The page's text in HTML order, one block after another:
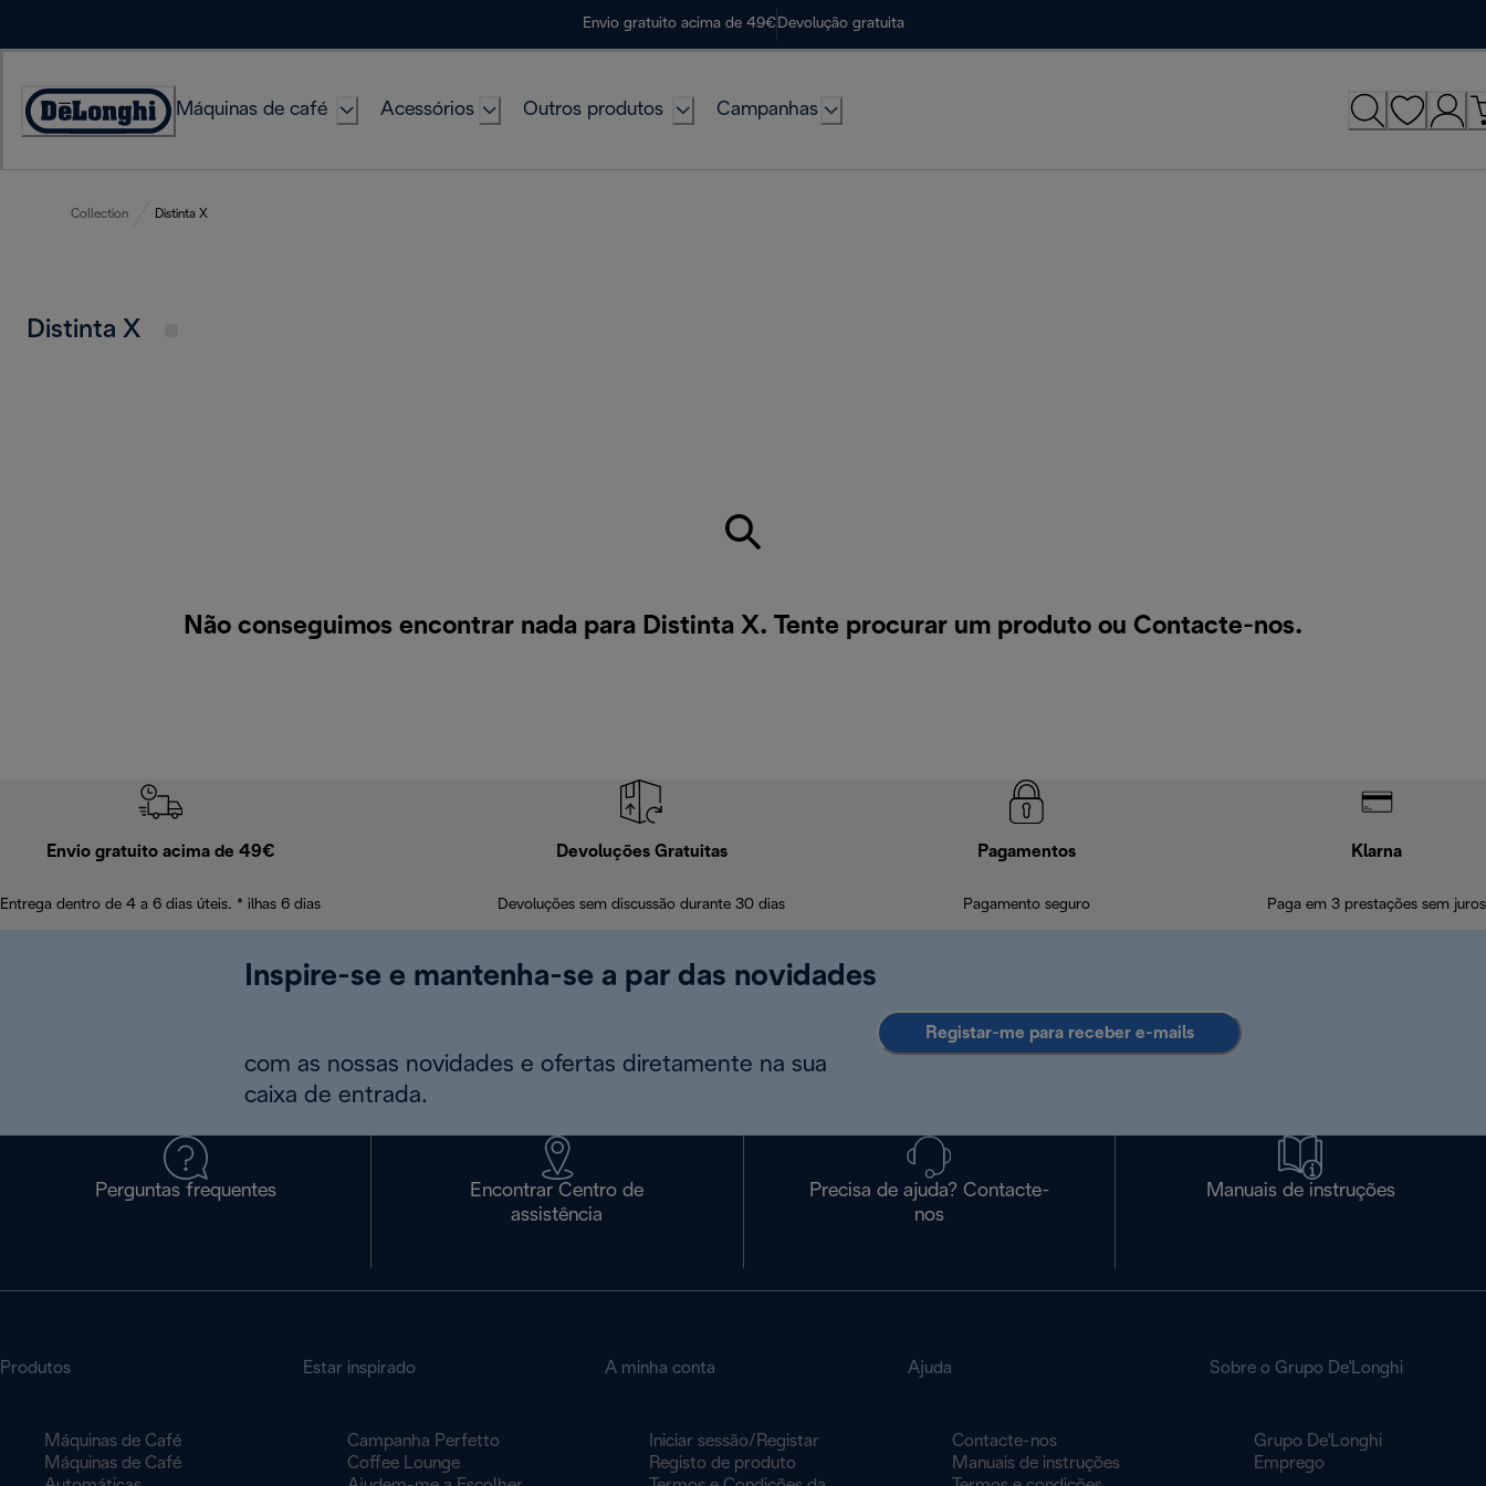
Envio gratuito acima de 49€ Devolução gratuita
Accessibility
Máquinas de café Acessórios Outros produtos Campanhas
Collection Distinta X
Distinta X
Não conseguimos encontrar nada para Distinta X. Tente procurar um produto ou Contacte-nos.
Envio gratuito acima de 49€
Entrega dentro de 4 a 6 dias úteis. * ilhas 6 dias
Devoluções Gratuitas
Devoluções sem discussão durante 30 dias
Pagamentos
Pagamento seguro
Klarna
Paga em 3 prestações sem juros
Inspire-se e mantenha-se a par das novidades
com as nossas novidades e ofertas diretamente na sua
caixa de entrada.
Registar-me para receber e-mails
Perguntas frequentes
Encontrar Centro de
assistência
Precisa de ajuda? Contacte-
nos
Manuais de instruções
Produtos
Máquinas de Café
Máquinas de Café
Estar inspirado
Campanha Perfetto
Coffee Lounge
A minha conta
Iniciar sessão/Registar
Registo de produto
Ajuda
Contacte-nos
Manuais de instruções
Sobre o Grupo De'Longhi
Grupo De'Longhi
Emprego